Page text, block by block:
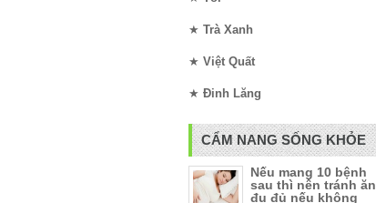
★ Trà Xanh
★ Việt Quất
★ Đinh Lăng
CẨM NANG SỐNG KHỎE
Nếu mang 10 bệnh
sau thì nên tránh ăn
đu đủ nếu không